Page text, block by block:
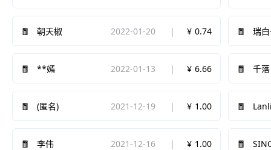
朝天椒 2022-01-20 0.74 瑞
**嫣 2022-01-13 6.66 千落
(匿名) 2021-12-19 1.00
李伟 2021-12-16 1.00